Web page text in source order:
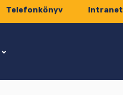
Telefonkönyv Intranet